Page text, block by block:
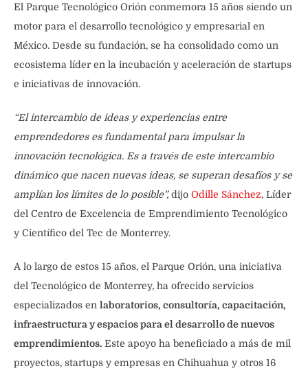
El Parque Tecnológico Orión conmemora 15 años siendo un
motor para el desarrollo tecnológico y empresarial en
México. Desde su fundación, se ha consolidado como un
ecosistema líder en la incubación y aceleración de startups
e iniciativas de innovación.
“El intercambio de ideas y experiencias entre
emprendedores es fundamental para impulsar la
innovación tecnológica. Es a través de este intercambio
dinámico que nacen nuevas ideas, se superan desafíos y se
amplían los límites de lo posible”,dijo Odille Sánchez, Líder
del Centro de Excelencia de Emprendimiento Tecnológico
y Científico del Tec de Monterrey.
A lo largo de estos 15 años, el Parque Orión, una iniciativa
del Tecnológico de Monterrey, ha ofrecido servicios
especializados en laboratorios, consultoría, capacitación,
infraestructura y espacios para el desarrollo de nuevos
emprendimientos. Este apoyo ha beneficiado a más de mil
proyectos, startups y empresas en Chihuahua y otros 16